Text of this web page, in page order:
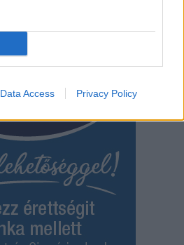
Data Access Privacy Policy